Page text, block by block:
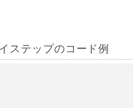
ステップのコード例